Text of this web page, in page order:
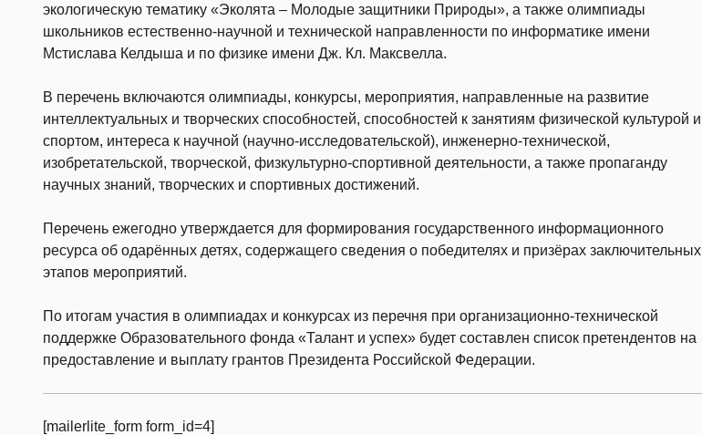
экологическую тематику «Эколята – Молодые защитники Природы», а также олимпиады
школьников естественно-научной и технической направленности по информатике имени
Мстислава Келдыша и по физике имени Дж. Кл. Максвелла.
В перечень включаются олимпиады, конкурсы, мероприятия, направленные на развитие
интеллектуальных и творческих способностей, способностей к занятиям физической культурой и
спортом, интереса к научной (научно-исследовательской), инженерно-технической,
изобретательской, творческой, физкультурно-спортивной деятельности, а также пропаганду
научных знаний, творческих и спортивных достижений.
Перечень ежегодно утверждается для формирования государственного информационного
ресурса об одарённых детях, содержащего сведения о победителях и призёрах заключительных
этапов мероприятий.
По итогам участия в олимпиадах и конкурсах из перечня при организационно-технической
поддержке Образовательного фонда «Талант и успех» будет составлен список претендентов на
предоставление и выплату грантов Президента Российской Федерации.
[mailerlite_form form_id=4]